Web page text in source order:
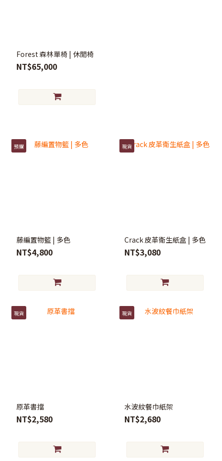
Forest 森林單椅 | 休閒椅
NT$65,000
預購
藤編置物籃 | 多色
NT$4,800
現貨
Crack 皮革衛生紙盒 | 多色
NT$3,080
現貨
原革書擋
NT$2,580
現貨
水波紋餐巾紙架
NT$2,680